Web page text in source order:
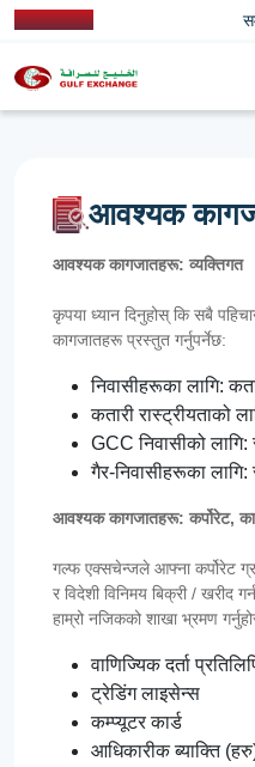
आवश्यक
आवश्यक कागजातहरू: व्यक्तिगत
कृपया ध्यान दिनुहोस् कि सबै
कागजातहरू प्रस्तुत गर्नुपर्नेछ:
निवासीहरूका लागि:
कतारी रास्ट्रीयताको
GCC निवासीको लागि:
गैर-निवासीहरूका लागि:
आवश्यक कागजातहरू: कर्पोरेट,
गल्फ एक्सचेन्जले आफ्ना कर्पोरेट
र विदेशी विनिमय बिक्री / खरीद
हाम्रो नजिकको शाखा भ्रमण
वाणिज्यिक दर्ता
ट्रेडिंग लाइसेन्स
कम्प्यूटर कार्ड
आधिकारीक ब्याक्ति